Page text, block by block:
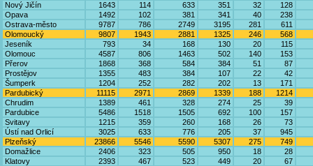
Nový Jičín
1643 114 633 351 32
128
Opava
1492 102 381 341 40
238
Ostrava-město
9787 786 2749 3195 281
611
Olomoucký
9807 1943 2881 1325 246
568
Jeseník
793 34 168 130 20
115
Olomouc
4587 806 1463 502 140
153
Přerov
1868 368 584 384 51
87
Prostějov
1355 483 384 107 22
42
Šumperk
1204 252 282 202 13
171
Pardubický
11115 2971 2869 1339 188
1214
Chrudim
1389 461 328 274 25
39
Pardubice
5486 1518 1505 692 100
157
Svitavy
1215 359 260 168 26
73
Ústí nad Orlicí
3025 633 776 205 37
945
Plzeňský
23866 5546 5590 5307 275
749
Domažlice
2406 323 505 950 18
28
Klatovy
2393 467 523 449 20
67